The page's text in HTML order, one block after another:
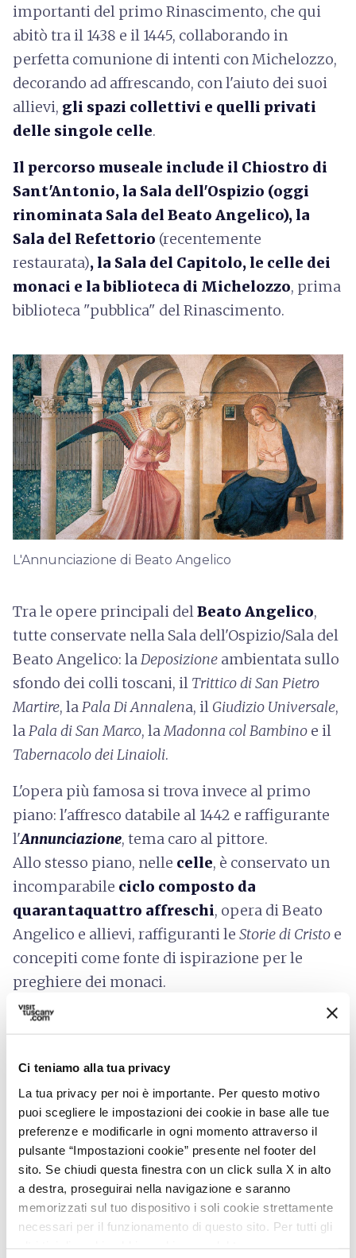
Ci teniamo alla tua privacy
La tua privacy per noi è importante. Per questo motivo
puoi scegliere le impostazioni dei cookie in base alle tue
preferenze e modificarle in ogni momento attraverso il
pulsante “Impostazioni cookie” presente nel footer del
sito. Se chiudi questa finestra con un click sulla X in alto
a destra, proseguirai nella navigazione e saranno
memorizzati sul tuo dispositivo i soli cookie strettamente
necessari per il funzionamento di questo sito. Per tutti gli
importanti del primo Rinascimento, che qui
abitò tra il 1438 e il 1445, collaborando in
perfetta comunione di intenti con Michelozzo,
decorando ad affrescando, con l'aiuto dei suoi
allievi, gli spazi collettivi e quelli privati
delle singole celle.
Il percorso museale include il Chiostro di
Sant'Antonio, la Sala dell'Ospizio (oggi
rinominata Sala del Beato Angelico), la
Sala del Refettorio (recentemente
restaurata), la Sala del Capitolo, le celle dei
monaci e la biblioteca di Michelozzo, prima
biblioteca "pubblica" del Rinascimento.
L'Annunciazione di Beato Angelico
Tra le opere principali delBeato Angelico,
tutte conservate nella Sala dell'Ospizio/Sala del
Beato Angelico: laDeposizione ambientata sullo
sfondo dei colli toscani, il Trittico di San Pietro
Martire, laPala Di Annalena, il Giudizio Universale,
laPala di San Marco, laMadonna col Bambino e il
Tabernacolo dei Linaioli.
L'opera più famosa si trova invece al primo
piano: l'affresco databile al 1442 e raffigurante
l'Annunciazione, tema caro al pittore.
Allo stesso piano, nelle celle, è conservato un
incomparabile ciclo composto da
quarantaquattro affreschi, opera di Beato
Angelico e allievi, raffiguranti le Storie di Cristo e
concepiti come fonte di ispirazione per le
preghiere dei monaci.
Il Museo conserva altre opere di grandissimo
del Ghirlandaio, laMadonna col Bambino
Paolo Uccello, terrecotte dei Della Robbia e
vari dipinti di Fra’ Bartolomeo , incluso il
famosoritratto di Girolamo Savonarola .
Informazioni sull’accessibilità:
feelflorence.it